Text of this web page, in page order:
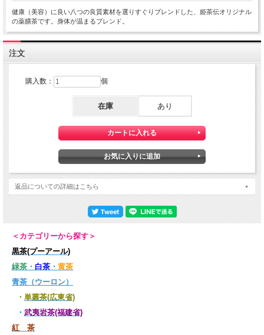
健康（美容）に良い八つの良質素材を選りすぐりブレンドした、姫茶伝オリジナル
の薬膳茶です。身体が温まるブレンド。
注文
購入数： 個
在庫 あり
返品についての詳細はこちら
＜カテゴリーから探す＞
黒茶(プーアール)
緑茶 ・ 白茶 ・ 黄茶
青茶（ウーロン）
・ 単叢茶(広東省)
・ 武夷岩茶(福建省)
紅 茶